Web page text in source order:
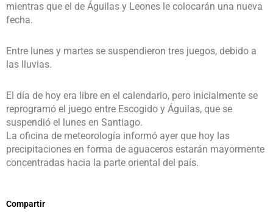
mientras que el de Águilas y Leones le colocarán una nueva
fecha.
Entre lunes y martes se suspendieron tres juegos, debido a
las lluvias.
El día de hoy era libre en el calendario, pero inicialmente se
reprogramó el juego entre Escogido y Águilas, que se
suspendió el lunes en Santiago.
La oficina de meteorología informó ayer que hoy las
precipitaciones en forma de aguaceros estarán mayormente
concentradas hacia la parte oriental del país.
Compartir